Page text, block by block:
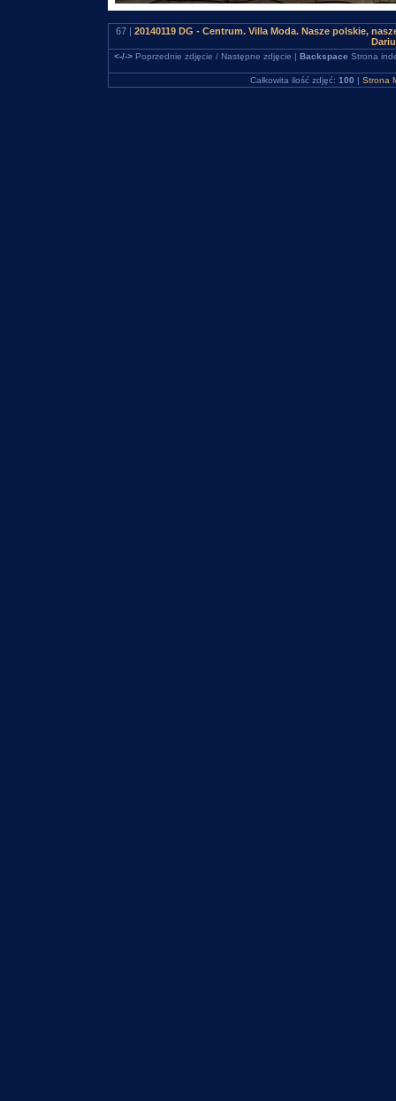
67 | 20140119 DG - Centrum. Villa Moda. Nasze polskie,
<-/->Poprzednie zdjęcie / Następne zdjęcie | Backspace Strona
Całkowita ilość zdjęć: 100 | Strona